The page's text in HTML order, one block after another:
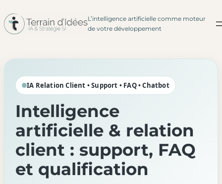
Aller
L’intelligence artificielle comme moteur
de votre développement
IA Relation Client • Support • FAQ • Chatbot
Intelligence
artificielle & relation
client : support, FAQ
et qualification